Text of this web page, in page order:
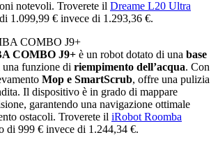
notevoli. Troverete il Dreame L20 Ultra
1.099,99 € invece di 1.293,36 €.
COMBO J9+ è un robot dotato di una base
una funzione di riempimento dell’acqua. Con
Mop e SmartScrub, offre una pulizia
Il dispositivo è in grado di mappare
garantendo una navigazione ottimale
ostacoli. Troverete il iRobot Roomba
di 999 € invece di 1.244,34 €.